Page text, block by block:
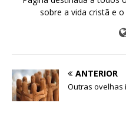
sobre a vida cristã e
ANTERIOR
Outras ovelhas